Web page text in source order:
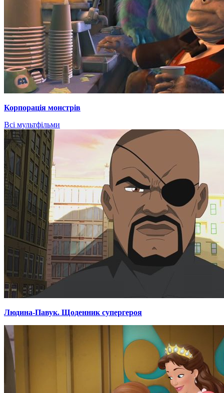
Корпорація монстрів
Всі мультфільми
Людина-Павук. Щоденник супергероя